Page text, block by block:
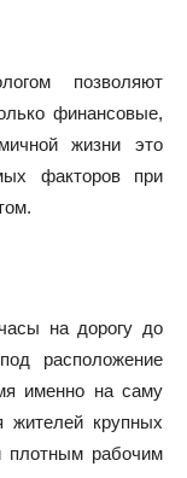
позволяют
финансовые,
жизни это
факторов при
на дорогу до
расположение
именно на саму
жителей крупных
плотным рабочим